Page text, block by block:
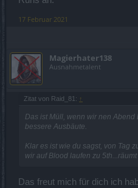
17 Februar 2021
Magierhater138
Ausnahmetalent
Zitat von Raid_81: ↑
Das ist Müll, wenn wir nen
bessere Ausbäute.
Klar es ist wie du sagst, von Tag
wir auf Blood laufen zu
Das freut mich für dich ich